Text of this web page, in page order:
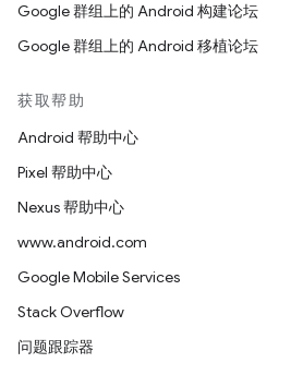
Google 群组上的 Android 构建论坛
Google 群组上的 Android 移植论坛
获取帮助
Android 帮助中心
Pixel 帮助中心
Nexus 帮助中心
www.android.com
Google Mobile Services
Stack Overflow
问题跟踪器